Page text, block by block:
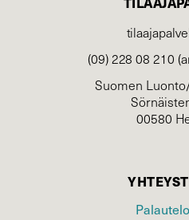
(09) 228 08 210
Suomen
00580